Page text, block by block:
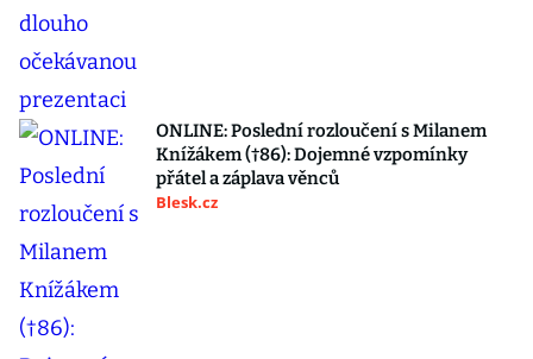
ONLINE: Poslední rozloučení s Milanem
Knížákem (†86): Dojemné vzpomínky
přátel a záplava věnců
Blesk.cz